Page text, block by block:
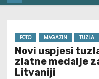
FOTO MAGAZIN TUZLA
Novi uspjesi
zlatne medalje
Litvaniji